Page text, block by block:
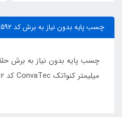
چسب پایه بدون نیاز به برش کد 404592
میلیمتر کنواتک ConvaTec کد 404592